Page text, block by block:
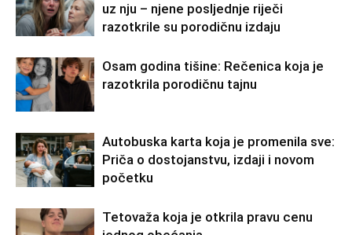
uz nju – njene posljednje riječi
razotkrile su porodičnu izdaju
Osam godina tišine: Rečenica koja je
razotkrila porodičnu tajnu
Autobuska karta koja je promenila sve:
Priča o dostojanstvu, izdaji i novom
početku
Tetovaža koja je otkrila pravu cenu